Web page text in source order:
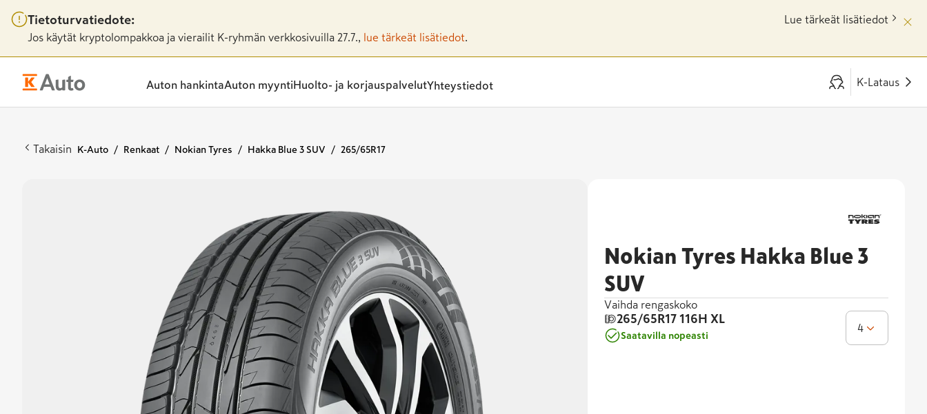
Tietoturvatiedote:
Jos käytät kryptolompakkoa ja vierailit K-ryhmän verkkosivuilla 27.7., lue tärkeät lisätiedot
Lue tärkeät lisätiedot
Auton hankintaAuton myynti Huolto- ja korjauspalvelutYhteystiedot K-Lataus
Takaisin K-Auto Renkaat Nokian Tyres Hakka Blue 3 SUV 265/65R17
Nokian Tyres Hakka Blue 3
SUV
Vaihda rengaskoko
265/65R17 116H XL
Saatavilla nopeasti
4